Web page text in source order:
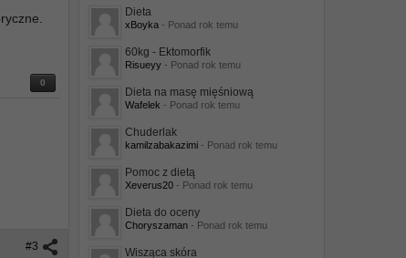
0
#3
Dieta
xBoyka- Ponad rok temu
60kg - Ektomorfik
Risueyy- Ponad rok temu
Dieta na masę mięśniową
Wafelek - Ponad rok temu
Chuderlak
kamilzabakazimi- Ponad rok temu
Pomoc z dietą
Xeverus20- Ponad rok temu
Dieta do oceny
Choryszaman- Ponad rok temu
Wisząca skóra